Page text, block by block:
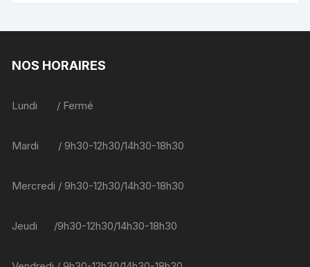
NOS HORAIRES
Lundi / Fermé
Mardi / 9h30-12h30/14h30-18h30
Mercredi / 9h30-12h30/14h30-18h30
Jeudi /9h30-12h30/14h30-18h30